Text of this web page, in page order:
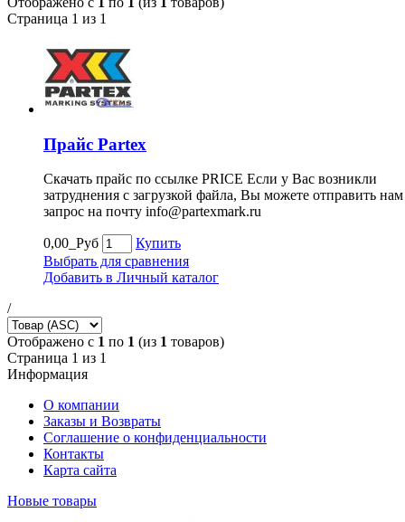
Страница 1 из 1
Прайс Partex
Скачать прайс по ссылке PRICE Если у Вас возникли
затруднения с загрузкой файла, Вы можете отправить нам
запрос на почту info@partexmark.ru
0,00_Руб
Купить
Выбрать для сравнения
Добавить в Личный каталог
/
Отображено с 1 по 1 (из 1 товаров)
Страница 1 из 1
Информация
О компании
Заказы и Возвраты
Соглашение о конфиденциальности
Контакты
Карта сайта
Новые товары